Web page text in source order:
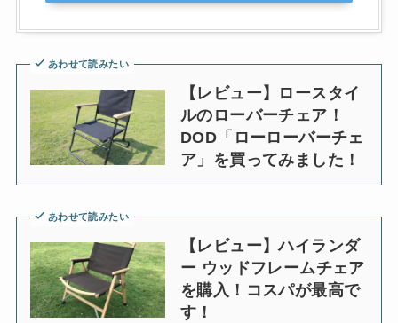
あわせて読みたい
【レビュー】ロースタイ
ルのローバーチェア！
DOD「ローローバーチェ
ア」を買ってみました！
あわせて読みたい
【レビュー】ハイランダ
ー ウッドフレームチェア
を購入！コスパが最高で
す！